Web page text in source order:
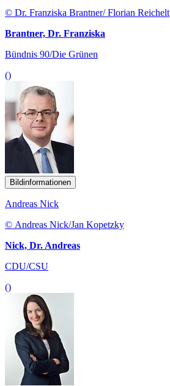
© Dr. Franziska Brantner/ Florian Reichelt
Brantner, Dr. Franziska
Bündnis 90/Die Grünen
()
Bildinformationen
Andreas Nick
© Andreas Nick/Jan Kopetzky
Nick, Dr. Andreas
CDU/CSU
()